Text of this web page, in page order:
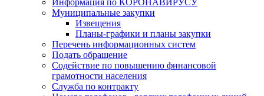
Муниципальные закупки
Извещения
Планы-графики и планы закупки
Перечень информационных систем
Подать обращение
Содействие по повышению финансовой
грамотности населения
Служба по контракту